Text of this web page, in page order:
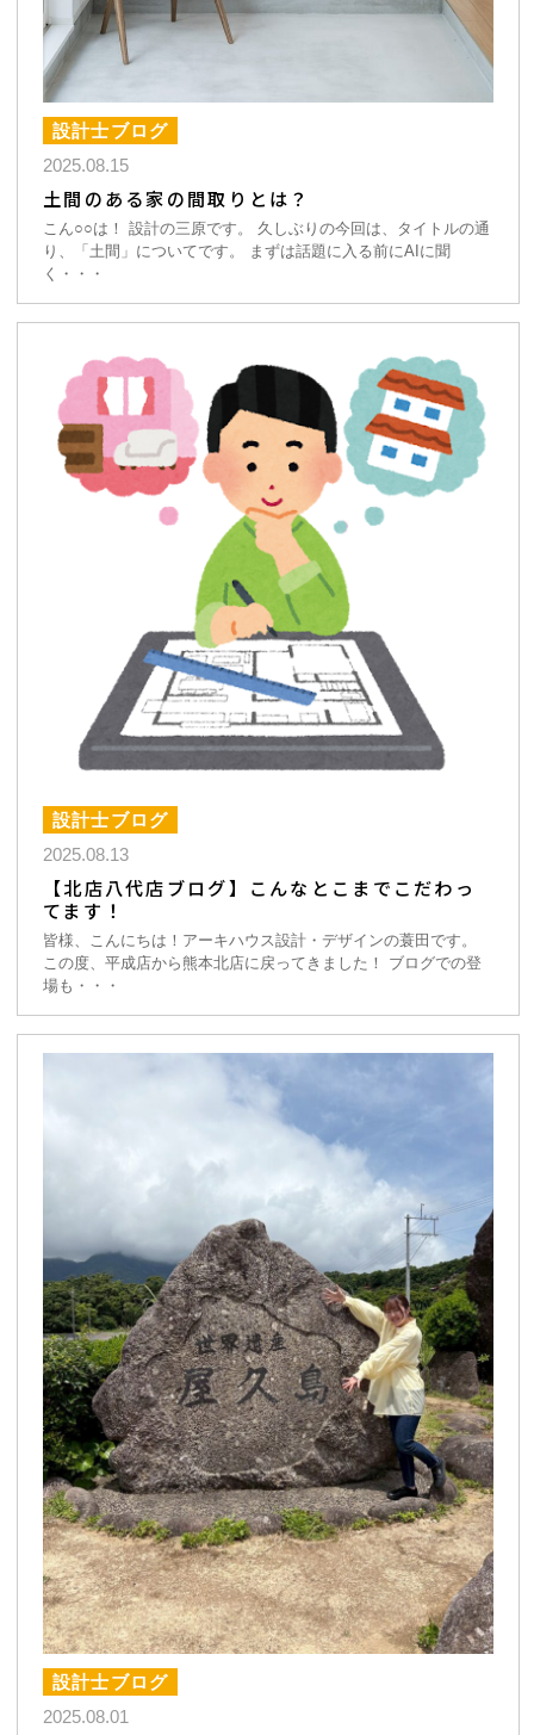
設計士ブログ
2025.08.15
土間のある家の間取りとは？
こん○○は！ 設計の三原です。 久しぶりの今回は、タイトルの通
り、「土間」についてです。 まずは話題に入る前にAIに聞
く・・・
設計士ブログ
2025.08.13
【北店八代店ブログ】こんなとこまでこだわっ
てます！
皆様、こんにちは！アーキハウス設計・デザインの蓑田です。
この度、平成店から熊本北店に戻ってきました！ ブログでの登
場も・・・
設計士ブログ
2025.08.01